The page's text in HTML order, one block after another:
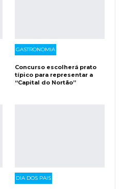
GASTRONOMIA
Concurso escolherá prato
típico para representar a
“Capital do Nortão”
DIA DOS PAIS